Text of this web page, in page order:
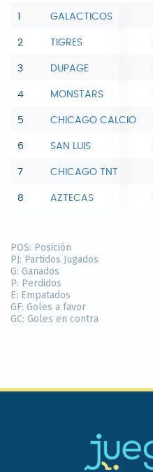
GALACTICOS
2 TIGRES
3 DUPAGE
4 MONSTARS
5 CHICAGO CALCIO
6 SAN LUIS
7 CHICAGO TNT
8 AZTECAS
POS: Posición
PJ: Partidos Jugados
G: Ganados
P: Perdidos
E: Empatados
GF: Goles a favor
GC: Goles en contra